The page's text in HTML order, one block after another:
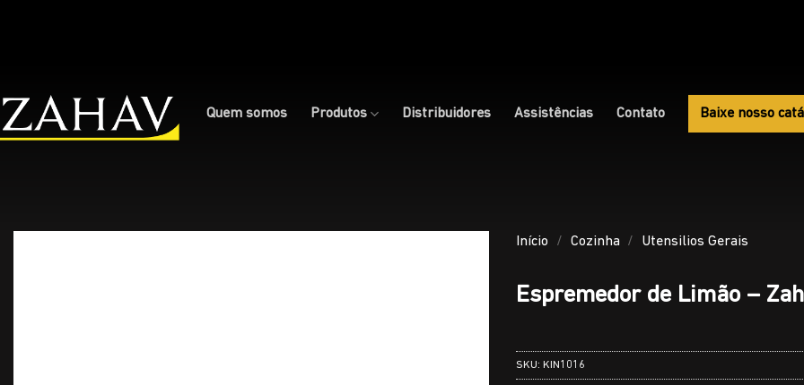
Quem somos Produtos Distribuidores Assistências Contato Baixe nosso
Início / Cozinha / Utensilios Gerais
Espremedor de Limão –
SKU: KIN1016